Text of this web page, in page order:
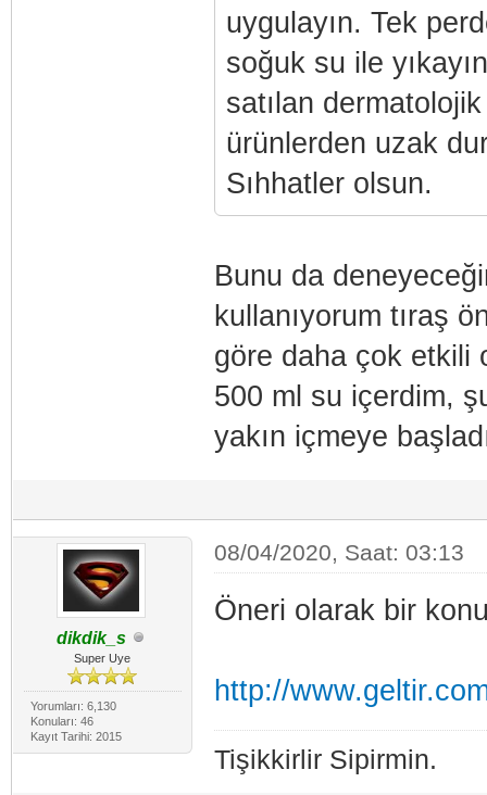
uygulayın. Tek
soğuk su ile
satılan
ürünlerden uzak
Sıhhatler olsun.
Bunu da
kullanıyorum tıraş
göre daha çok etkili
500 ml su içerdim,
yakın içmeye
dikdik_s
Super Uye
Yorumları: 6,130
Konuları: 46
Kayıt Tarihi: 2015
08/04/2020, Saat: 03:13
Öneri olarak bir
http://
Tişikkirlir Sipirmin.